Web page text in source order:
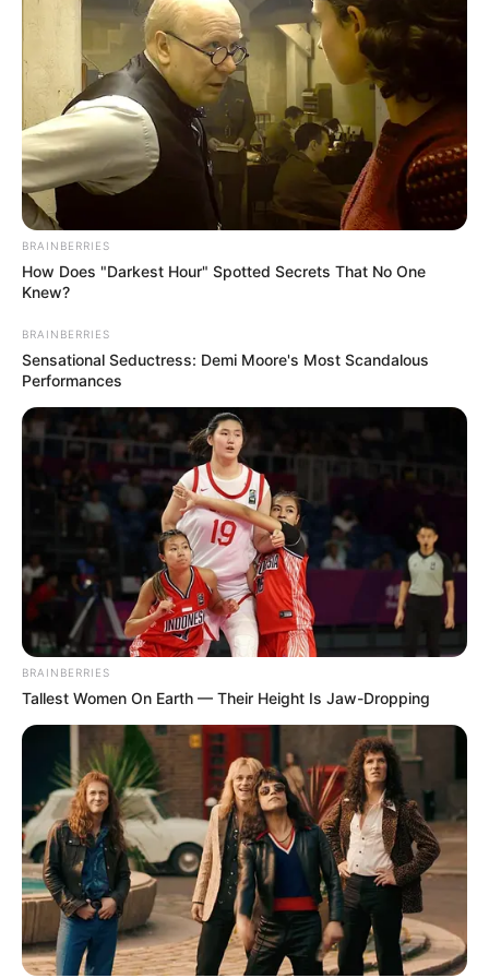
Flauta peruana com canos ou bambu
Xilofone
Tambores de latas
Chocalho de mão
Castanhola
Cabuletê
Gaita
Guitarra de lata
educação infantil?
Naturalmente, a criança tem contato com a
música por meio das cantigas de ninar e dos sons
que escuta diariamente. Mas, essa relação pode
ser melhor estimulada com a introdução de
instrumentos musicais reciclados.
BRAINBERRIES
How Does "Darkest Hour" Spotted Secrets That No One
Knew?
BRAINBERRIES
Sensational Seductress: Demi Moore's Most Scandalous
Performances
BRAINBERRIES
Tallest Women On Earth — Their Height Is Jaw-Dropping